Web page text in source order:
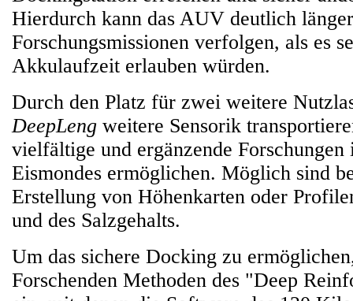
Hierdurch kann das AUV deutlich
Forschungsmissionen verfolgen, als es
Akkulaufzeit erlauben würden.
Durch den Platz für zwei weitere
DeepLeng weitere Sensorik
vielfältige und ergänzende Forschungen
Eismondes ermöglichen. Möglich sind
Erstellung von Höhenkarten oder
und des Salzgehalts.
Um das sichere Docking zu
Forschenden Methoden des "Deep